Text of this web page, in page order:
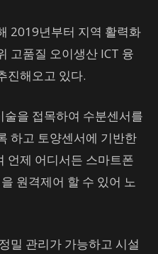
2019년부터 지역 활력화
고품질 오이생산 ICT 융
진해오고 있다.
을 접목하여 수분센서를
하고 토양센서에 기반한
언제 어디서든 스마트폰
원격제어 할 수 있어 노
밀 관리가 가능하고 시설